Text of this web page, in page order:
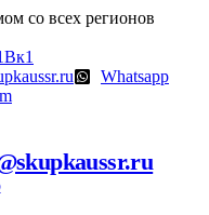
со всех регионов
Whatsapp